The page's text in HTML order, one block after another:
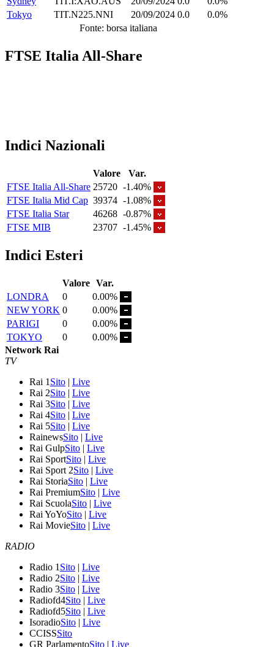
Tokyo
TIT.N225.NNI 20/09/2024 0.0
0.0%
Fonte: borsa italiana
FTSE Italia All-Share
Indici Nazionali
Valore
Var.
FTSE Italia All-Share 25720 -1.40%
FTSE Italia Mid Cap 39374 -1.08%
FTSE Italia Star
46268 -0.87%
FTSE MIB
23707 -1.45%
Indici Esteri
Valore Var.
LONDRA
0
0.00%
NEW YORK 0
0.00%
PARIGI
0
0.00%
TOKYO
0
0.00%
Network Rai
TV
Rai 1 Sito | Live
Rai 2Sito | Live
Rai 3Sito | Live
Rai 4Sito | Live
Rai 5Sito | Live
RainewsSito | Live
Rai GulpSito | Live
Rai SportSito | Live
Rai Sport 2Sito | Live
Rai StoriaSito | Live
Rai PremiumSito | Live
Rai ScuolaSito | Live
Rai YoYoSito | Live
Rai MovieSito | Live
RADIO
Radio 1 Sito | Live
Radio 2Sito | Live
Radio 3Sito | Live
Radiofd4Sito | Live
Radiofd5Sito | Live
IsoradioSito | Live
CCISSSito
GR ParlamentoSito | Live